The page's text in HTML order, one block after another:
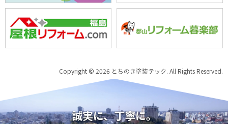
Copyright © 2026 とちのき塗装テック. All Rights Reserved.
誠実に、丁寧に。